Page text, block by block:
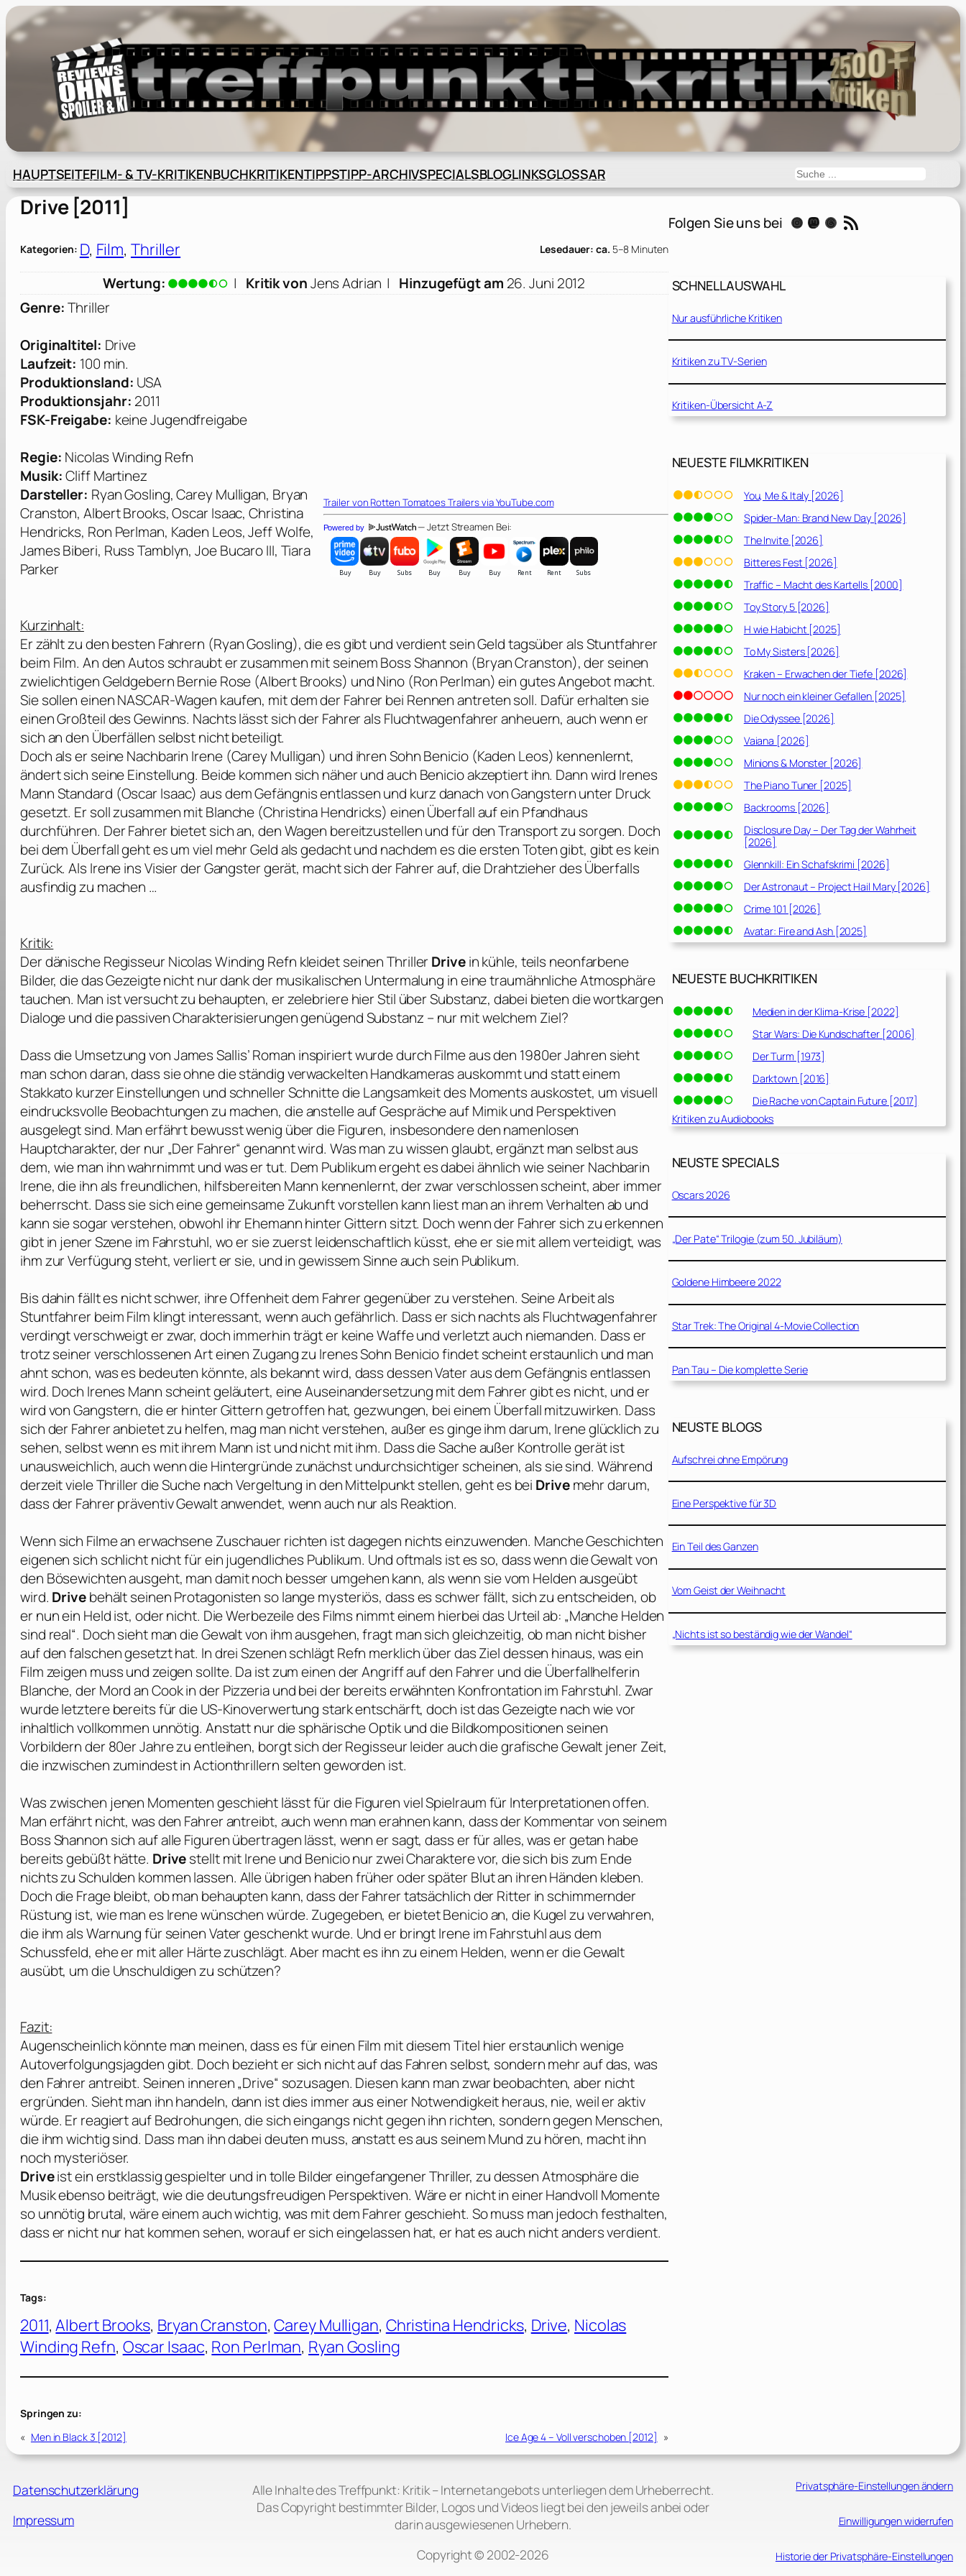
Zum
Inhalt
springen
HAUPTSEITEFILM- & TV-KRITIKENBUCHKRITIKENTIPPSTIPP-ARCHIVSPECIALSBLOGLINKSGLOSSAR Suchen
Drive [2011]
Kategorien: D, Film, Thriller Lesedauer: ca. 5–8 Minuten
Wertung: | Kritik vonJens Adrian | Hinzugefügt am 26. Juni 2012
Trailer von Rotten Tomatoes Trailersvia YouTube.com
Powered by — Jetzt Streamen Bei:
Genre:Thriller
Originaltitel: Drive
Laufzeit: 100 min.
Produktionsland: USA
Produktionsjahr: 2011
FSK-Freigabe: keine Jugendfreigabe
Regie: Nicolas Winding Refn
Musik:Cliff Martinez
Darsteller: Ryan Gosling, Carey Mulligan, Bryan
Cranston, Albert Brooks, Oscar Isaac, Christina
Hendricks, Ron Perlman, Kaden Leos, Jeff Wolfe,
James Biberi, Russ Tamblyn, Joe Bucaro III, Tiara
Parker
Kurzinhalt:
Er zählt zu den besten Fahrern (Ryan Gosling), die es gibt und verdient sein Geld tagsüber als Stuntfahrer
beim Film. An den Autos schraubt er zusammen mit seinem Boss Shannon (Bryan Cranston), der seinen
zwielichtigen Geldgebern Bernie Rose (Albert Brooks) und Nino (Ron Perlman) ein gutes Angebot macht.
Sie sollen einen NASCAR-Wagen kaufen, mit dem der Fahrer bei Rennen antreten soll. Dafür erhalten sie
einen Großteil des Gewinns. Nachts lässt sich der Fahrer als Fluchtwagenfahrer anheuern, auch wenn er
sich an den Überfällen selbst nicht beteiligt.
Doch als er seine Nachbarin Irene (Carey Mulligan) und ihren Sohn Benicio (Kaden Leos) kennenlernt,
ändert sich seine Einstellung. Beide kommen sich näher und auch Benicio akzeptiert ihn. Dann wird Irenes
Mann Standard (Oscar Isaac) aus dem Gefängnis entlassen und kurz danach von Gangstern unter Druck
gesetzt. Er soll zusammen mit Blanche (Christina Hendricks) einen Überfall auf ein Pfandhaus
durchführen. Der Fahrer bietet sich an, den Wagen bereitzustellen und für den Transport zu sorgen. Doch
bei dem Überfall geht es um viel mehr Geld als gedacht und nachdem es die ersten Toten gibt, gibt es kein
Zurück. Als Irene ins Visier der Gangster gerät, macht sich der Fahrer auf, die Drahtzieher des Überfalls
ausfindig zu machen …
Kritik:
Der dänische RegisseurNicolas Winding Refn kleidet seinen ThrillerDrivein kühle, teils neonfarbene
Bilder, die das Gezeigte nicht nur dank der musikalischen Untermalung in eine traumähnliche Atmosphäre
tauchen. Man ist versucht zu behaupten, er zelebriere hier Stil über Substanz, dabei bieten die wortkargen
Dialoge und die passiven Charakterisierungen genügend Substanz – nur mit welchem Ziel?
Dass die Umsetzung vonJames Sallis’Roman inspiriert wurde durch Filme aus den 1980er Jahren sieht
man schon daran, dass sie ohne die ständig verwackelten Handkameras auskommt und statt einem
Stakkato kurzer Einstellungen und schneller Schnitte die Langsamkeit des Moments auskostet, um visuell
eindrucksvolle Beobachtungen zu machen, die anstelle auf Gespräche auf Mimik und Perspektiven
ausgelegt sind. Man erfährt bewusst wenig über die Figuren, insbesondere den namenlosen
Hauptcharakter, der nur „Der Fahrer“ genannt wird. Was man zu wissen glaubt, ergänzt man selbst aus
dem, wie man ihn wahrnimmt und was er tut. Dem Publikum ergeht es dabei ähnlich wie seiner Nachbarin
Irene, die ihn als freundlichen, hilfsbereiten Mann kennenlernt, der zwar verschlossen scheint, aber immer
beherrscht. Dass sie sich eine gemeinsame Zukunft vorstellen kann liest man an ihrem Verhalten ab und
kann sie sogar verstehen, obwohl ihr Ehemann hinter Gittern sitzt. Doch wenn der Fahrer sich zu erkennen
gibt in jener Szene im Fahrstuhl, wo er sie zuerst leidenschaftlich küsst, ehe er sie mit allem verteidigt, was
ihm zur Verfügung steht, verliert er sie, und in gewissem Sinne auch sein Publikum.
Bis dahin fällt es nicht schwer, ihre Offenheit dem Fahrer gegenüber zu verstehen. Seine Arbeit als
Stuntfahrer beim Film klingt interessant, wenn auch gefährlich. Dass er sich nachts als Fluchtwagenfahrer
verdingt verschweigt er zwar, doch immerhin trägt er keine Waffe und verletzt auch niemanden. Dass er
trotz seiner verschlossenen Art einen Zugang zu Irenes Sohn Benicio findet scheint erstaunlich und man
ahnt schon, was es bedeuten könnte, als bekannt wird, dass dessen Vater aus dem Gefängnis entlassen
wird. Doch Irenes Mann scheint geläutert, eine Auseinandersetzung mit dem Fahrer gibt es nicht, und er
wird von Gangstern, die er hinter Gittern getroffen hat, gezwungen, bei einem Überfall mitzuwirken. Dass
sich der Fahrer anbietet zu helfen, mag man nicht verstehen, außer es ginge ihm darum, Irene glücklich zu
sehen, selbst wenn es mit ihrem Mann ist und nicht mit ihm. Dass die Sache außer Kontrolle gerät ist
unausweichlich, auch wenn die Hintergründe zunächst undurchsichtiger scheinen, als sie sind. Während
derzeit viele Thriller die Suche nach Vergeltung in den Mittelpunkt stellen, geht es bei Drivemehr darum,
dass der Fahrer präventiv Gewalt anwendet, wenn auch nur als Reaktion.
Wenn sich Filme an erwachsene Zuschauer richten ist dagegen nichts einzuwenden. Manche Geschichten
eigenen sich schlicht nicht für ein jugendliches Publikum. Und oftmals ist es so, dass wenn die Gewalt von
den Bösewichten ausgeht, man damit noch besser umgehen kann, als wenn sie vom Helden ausgeübt
wird. Drivebehält seinen Protagonisten so lange mysteriös, dass es schwer fällt, sich zu entscheiden, ob
er nun ein Held ist, oder nicht. Die Werbezeile des Films nimmt einem hierbei das Urteil ab: „Manche Helden
sind real“. Doch sieht man die Gewalt von ihm ausgehen, fragt man sich gleichzeitig, ob man nicht bisher
auf den falschen gesetzt hat. In drei Szenen schlägtRefn merklich über das Ziel dessen hinaus, was ein
Film zeigen muss und zeigen sollte. Da ist zum einen der Angriff auf den Fahrer und die Überfallhelferin
Blanche, der Mord an Cook in der Pizzeria und bei der bereits erwähnten Konfrontation im Fahrstuhl. Zwar
wurde letztere bereits für die US-Kinoverwertung stark entschärft, doch ist das Gezeigte nach wie vor
inhaltlich vollkommen unnötig. Anstatt nur die sphärische Optik und die Bildkompositionen seinen
Vorbildern der 80er Jahre zu entleihen, borgt sich der Regisseur leider auch die grafische Gewalt jener Zeit,
die inzwischen zumindest in Actionthrillern selten geworden ist.
Was zwischen jenen Momenten geschieht lässt für die Figuren viel Spielraum für Interpretationen offen.
Man erfährt nicht, was den Fahrer antreibt, auch wenn man erahnen kann, dass der Kommentar von seinem
Boss Shannon sich auf alle Figuren übertragen lässt, wenn er sagt, dass er für alles, was er getan habe
bereits gebüßt hätte. Drivestellt mit Irene und Benicio nur zwei Charaktere vor, die sich bis zum Ende
nichts zu Schulden kommen lassen. Alle übrigen haben früher oder später Blut an ihren Händen kleben.
Doch die Frage bleibt, ob man behaupten kann, dass der Fahrer tatsächlich der Ritter in schimmernder
Rüstung ist, wie man es Irene wünschen würde. Zugegeben, er bietet Benicio an, die Kugel zu verwahren,
die ihm als Warnung für seinen Vater geschenkt wurde. Und er bringt Irene im Fahrstuhl aus dem
Schussfeld, ehe er mit aller Härte zuschlägt. Aber macht es ihn zu einem Helden, wenn er die Gewalt
ausübt, um die Unschuldigen zu schützen?
Fazit:
Augenscheinlich könnte man meinen, dass es für einen Film mit diesem Titel hier erstaunlich wenige
Autoverfolgungsjagden gibt. Doch bezieht er sich nicht auf das Fahren selbst, sondern mehr auf das, was
den Fahrer antreibt. Seinen inneren „Drive“ sozusagen. Diesen kann man zwar beobachten, aber nicht
ergründen. Sieht man ihn handeln, dann ist dies immer aus einer Notwendigkeit heraus, nie, weil er aktiv
würde. Er reagiert auf Bedrohungen, die sich eingangs nicht gegen ihn richten, sondern gegen Menschen,
die ihm wichtig sind. Dass man ihn dabei deuten muss, anstatt es aus seinem Mund zu hören, macht ihn
noch mysteriöser.
Driveist ein erstklassig gespielter und in tolle Bilder eingefangener Thriller, zu dessen Atmosphäre die
Musik ebenso beiträgt, wie die deutungsfreudigen Perspektiven. Wäre er nicht in einer Handvoll Momente
so unnötig brutal, wäre einem auch wichtig, was mit dem Fahrer geschieht. So muss man jedoch festhalten,
dass er nicht nur hat kommen sehen, worauf er sich eingelassen hat, er hat es auch nicht anders verdient.
Tags:
2011, Albert Brooks, Bryan Cranston, Carey Mulligan, Christina Hendricks, Drive, Nicolas
Winding Refn, Oscar Isaac, Ron Perlman, Ryan Gosling
Springen zu:
« Men in Black 3 [2012] Ice Age 4 – Voll verschoben [2012] »
Folgen Sie uns bei Instagram Mastodon Threads RSS-Feed
SCHNELLAUSWAHL
Nur ausführliche Kritiken
Kritiken zu TV-Serien
Kritiken-Übersicht A-Z
NEUESTE FILMKRITIKEN
You, Me & Italy [2026]
Spider-Man: Brand New Day [2026]
The Invite [2026]
Bitteres Fest [2026]
Traffic – Macht des Kartells [2000]
Toy Story 5 [2026]
H wie Habicht [2025]
To My Sisters [2026]
Kraken – Erwachen der Tiefe [2026]
Nur noch ein kleiner Gefallen [2025]
Die Odyssee [2026]
Vaiana [2026]
Minions & Monster [2026]
The Piano Tuner [2025]
Backrooms [2026]
Disclosure Day – Der Tag der Wahrheit
[2026]
Glennkill: Ein Schafskrimi [2026]
Der Astronaut – Project Hail Mary [2026]
Crime 101 [2026]
Avatar: Fire and Ash [2025]
NEUESTE BUCHKRITIKEN
Medien in der Klima-Krise [2022]
Star Wars: Die Kundschafter [2006]
Der Turm [1973]
Darktown [2016]
Die Rache von Captain Future [2017]
Kritiken zu Audiobooks
NEUSTE SPECIALS
Oscars 2026
„Der Pate“ Trilogie (zum 50. Jubiläum)
Goldene Himbeere 2022
Star Trek: The Original 4-Movie Collection
Pan Tau – Die komplette Serie
NEUSTE BLOGS
Aufschrei ohne Empörung
Eine Perspektive für 3D
Ein Teil des Ganzen
Vom Geist der Weihnacht
„Nichts ist so beständig wie der Wandel“
Datenschutzerklärung
Impressum
Alle Inhalte des Treffpunkt: Kritik – Internetangebots unterliegen dem Urheberrecht.
Das Copyright bestimmter Bilder, Logos und Videos liegt bei den jeweils anbei oder
darin ausgewiesenen Urhebern.
Copyright © 2002‑2026
Privatsphäre-Einstellungen ändern
Einwilligungen widerrufen
Historie der Privatsphäre-Einstellungen